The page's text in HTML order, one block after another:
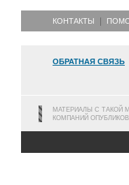
КОНТАКТЫ
ОБРАТНАЯ СВЯЗЬ
МАТЕРИАЛЫ С ТАКОЙ
КОМПАНИЙ